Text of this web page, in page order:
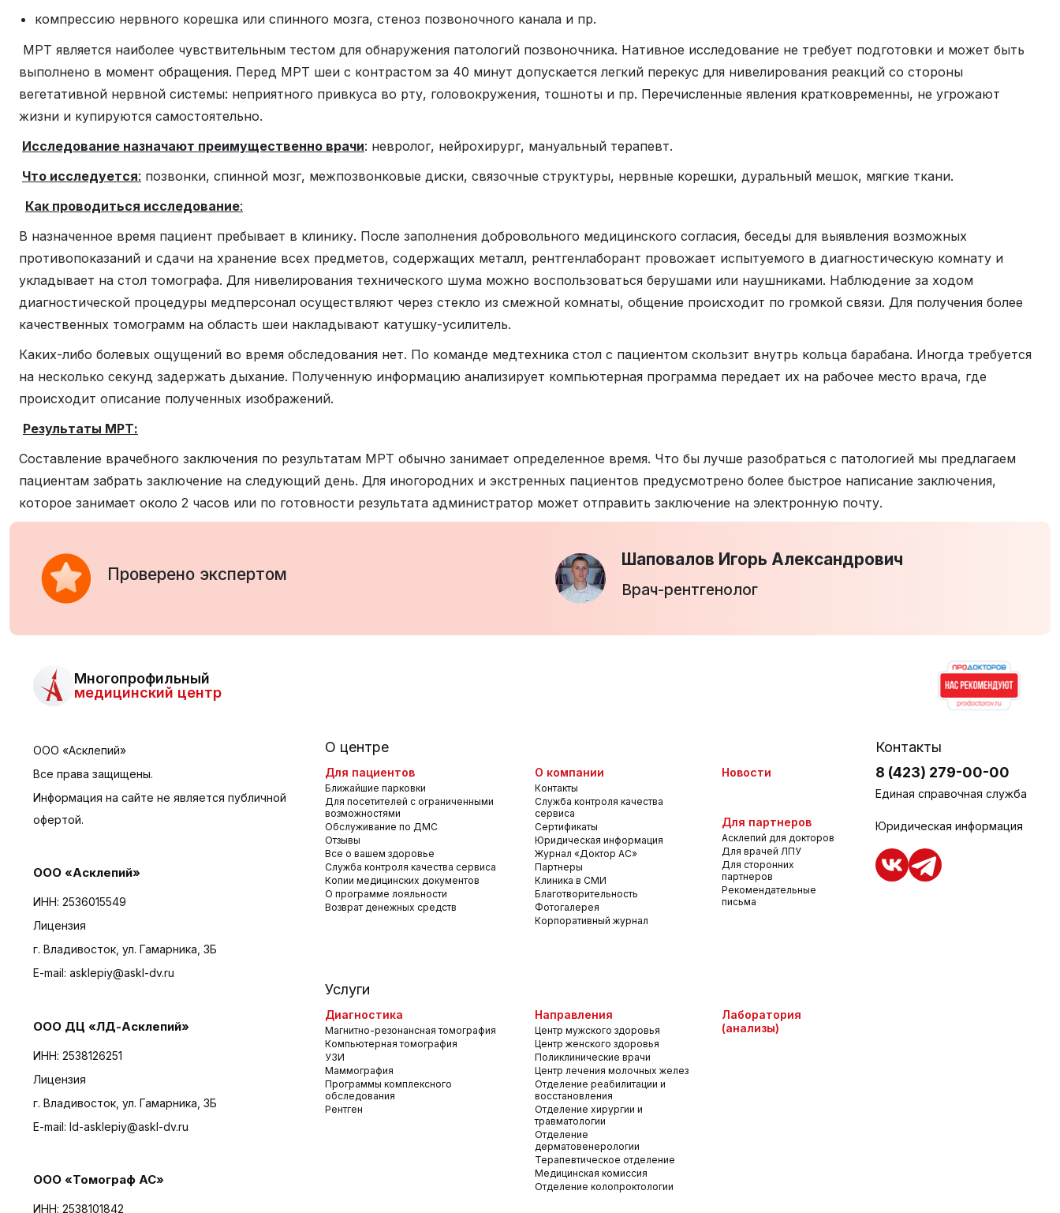
компрессию нервного корешка или спинного мозга, стеноз позвоночного канала и пр.
МРТ является наиболее чувствительным тестом для обнаружения патологий позвоночника. Нативное исследование не требует подготовки и может быть
выполнено в момент обращения. Перед МРТ шеи с контрастом за 40 минут допускается легкий перекус для нивелирования реакций со стороны
вегетативной нервной системы: неприятного привкуса во рту, головокружения, тошноты и пр. Перечисленные явления кратковременны, не угрожают
жизни и купируются самостоятельно.
Исследование назначают преимущественно врачи: невролог, нейрохирург, мануальный терапевт.
Что исследуется: позвонки, спинной мозг, межпозвонковые диски, связочные структуры, нервные корешки, дуральный мешок, мягкие ткани.
Как проводиться исследование:
В назначенное время пациент пребывает в клинику. После заполнения добровольного медицинского согласия, беседы для выявления возможных
противопоказаний и сдачи на хранение всех предметов, содержащих металл, рентгенлаборант провожает испытуемого в диагностическую комнату и
укладывает на стол томографа. Для нивелирования технического шума можно воспользоваться берушами или наушниками. Наблюдение за ходом
диагностической процедуры медперсонал осуществляют через стекло из смежной комнаты, общение происходит по громкой связи. Для получения более
качественных томограмм на область шеи накладывают катушку-усилитель.
Каких-либо болевых ощущений во время обследования нет. По команде медтехника стол с пациентом скользит внутрь кольца барабана. Иногда требуется
на несколько секунд задержать дыхание. Полученную информацию анализирует компьютерная программа передает их на рабочее место врача, где
происходит описание полученных изображений.
Результаты МРТ:
Составление врачебного заключения по результатам МРТ обычно занимает определенное время. Что бы лучше разобраться с патологией мы предлагаем
пациентам забрать заключение на следующий день. Для иногородних и экстренных пациентов предусмотрено более быстрое написание заключения,
которое занимает около 2 часов или по готовности результата администратор может отправить заключение на электронную почту.
Проверено экспертом
Шаповалов Игорь Александрович
Врач-рентгенолог
Многопрофильный
медицинский центр
ООО «Асклепий»
Все права защищены.
Информация на сайте не является публичной
офертой.
ООО «Асклепий»
ИНН: 2536015549
Лицензия
г. Владивосток, ул. Гамарника, 3Б
E-mail: asklepiy@askl-dv.ru
ООО ДЦ «ЛД-Асклепий»
ИНН: 2538126251
Лицензия
г. Владивосток, ул. Гамарника, 3Б
E-mail: ld-asklepiy@askl-dv.ru
ООО «Томограф АС»
ИНН: 2538101842
О центре
Для пациентов
Ближайшие парковки
Для посетителей с ограниченными
возможностями
Обслуживание по ДМС
Отзывы
Все о вашем здоровье
Служба контроля качества сервиса
Копии медицинских документов
О программе лояльности
Возврат денежных средств
О компании
Контакты
Служба контроля качества
сервиса
Сертификаты
Юридическая информация
Журнал «Доктор АС»
Партнеры
Клиника в СМИ
Благотворительность
Фотогалерея
Корпоративный журнал
Новости
Для партнеров
Асклепий для докторов
Для врачей ЛПУ
Для сторонних
партнеров
Рекомендательные
письма
Услуги
Диагностика
Магнитно-резонансная томография
Компьютерная томография
УЗИ
Маммография
Программы комплексного
обследования
Рентген
Направления
Центр мужского здоровья
Центр женского здоровья
Поликлинические врачи
Центр лечения молочных желез
Отделение реабилитации и
восстановления
Отделение хирургии и
травматологии
Отделение
дерматовенерологии
Терапевтическое отделение
Медицинская комиссия
Отделение колопроктологии
Лаборатория
(анализы)
Контакты
8 (423) 279-00-00
Единая справочная служба
Юридическая информация